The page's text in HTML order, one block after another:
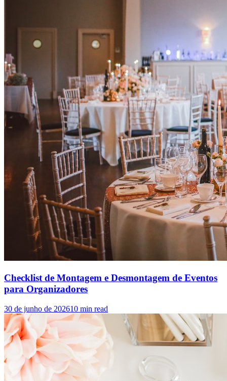
Checklist de Montagem e Desmontagem de Eventos
para Organizadores
30 de junho de 202610 min read